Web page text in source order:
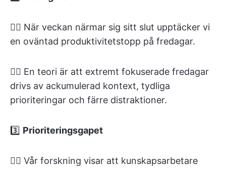
👉🏽 När veckan närmar sig sitt slut upptäcker vi
en oväntad produktivitetstopp på fredagar.
👉🏽 En teori är att extremt fokuserade fredagar
drivs av ackumulerad kontext, tydliga
prioriteringar och färre distraktioner.
3️⃣ Prioriteringsgapet
👉🏽 Vår forskning visar att kunskapsarbetare